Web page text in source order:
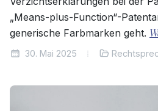
„Means-plus-Function“-
generische Farbmarken geht.
30. Mai 2025